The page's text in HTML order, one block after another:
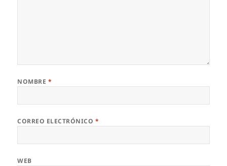
NOMBRE *
CORREO ELECTRÓNICO *
WEB